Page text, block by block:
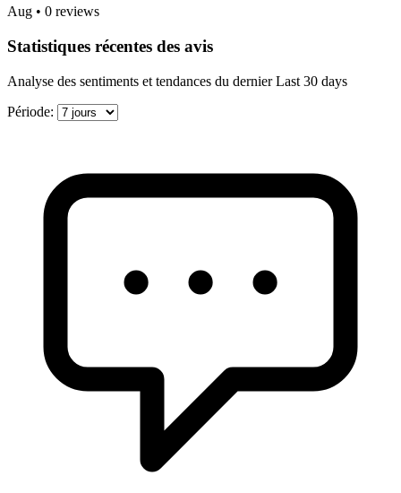
Aug • 0 reviews
Statistiques récentes des avis
Analyse des sentiments et tendances du dernier Last 30 days
Période: